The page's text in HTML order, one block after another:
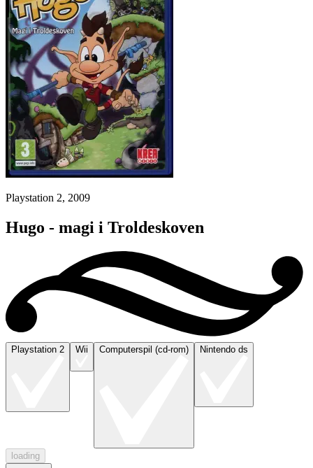
Playstation 2, 2009
Hugo - magi i Troldeskoven
Playstation 2 Wii Computerspil (cd-rom) Nintendo ds
loading